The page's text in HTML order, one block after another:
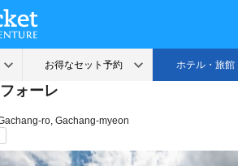
ォーレ
ro, Gachang-myeon